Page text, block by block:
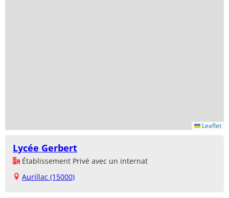
Leaflet
Lycée Gerbert
Établissement Privé avec un internat
Aurillac (15000)